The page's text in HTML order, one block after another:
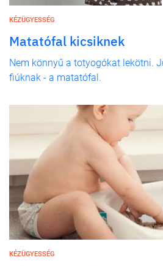
KÉZÜGYESSÉG
Matatófal kicsiknek
Nem könnyű a totyogókat lekötni.
fiúknak - a matatófal.
KÉZÜGYESSÉG